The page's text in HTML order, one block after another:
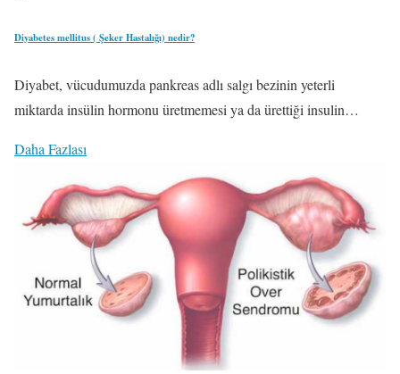
Diyabetes mellitus ( Şeker Hastalığı) nedir?
Diyabet, vücudumuzda pankreas adlı salgı bezinin yeterli
miktarda insülin hormonu üretmemesi ya da ürettiği insulin…
Daha Fazlası